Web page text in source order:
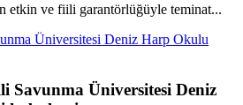
etkin ve fiili garantörlüğüyle teminat...
Üniversitesi Deniz Harp Okulu
Savunma Üniversitesi Deniz